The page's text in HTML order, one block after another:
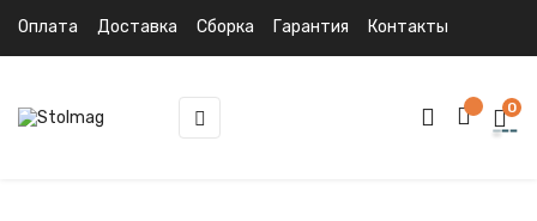
Оплата Доставка Сборка Гарантия Контакты
Toggle
navigation
☰ 0